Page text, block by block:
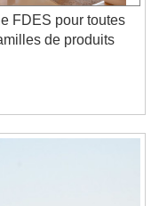
FDES pour toutes
de produits